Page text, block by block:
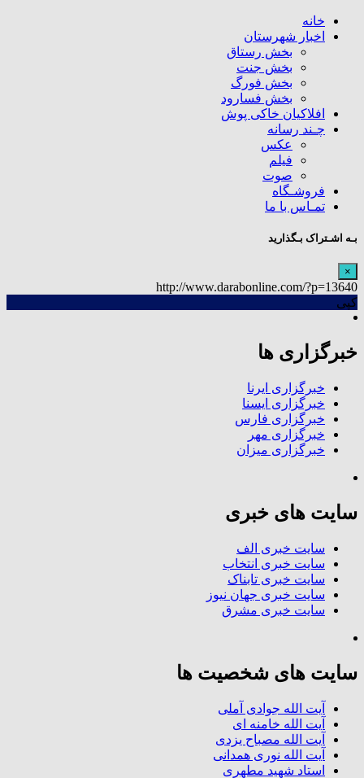
خانه
اخبار شهرستان
بخش رستاق
بخش جنت
بخش فورگ
بخش فسارود
افلاکیان خاکی پوش
چـند رسانه
عکس
فیلم
صوت
فروشـگاه
تمـاس با ما
بـه اشـتراک بـگذارید
×
http://www.darabonline.com/?p=13640
کپی
خبرگزاری ها
خبرگزاری ایرنا
خبرگزاری ایسنا
خبرگزاری فارس
خبرگزاری مهر
خبرگزاری میزان
سایت های خبری
سایت خبری الف
سایت خبری انتخاب
سایت خبری تابناک
سایت خبری جهان نیوز
سایت خبری مشرق
سایت های شخصیت ها
آیت الله جوادی آملی
آیت الله خامنه ای
آیت الله مصباح یزدی
آیت الله نوری همدانی
استاد شهید مطهری